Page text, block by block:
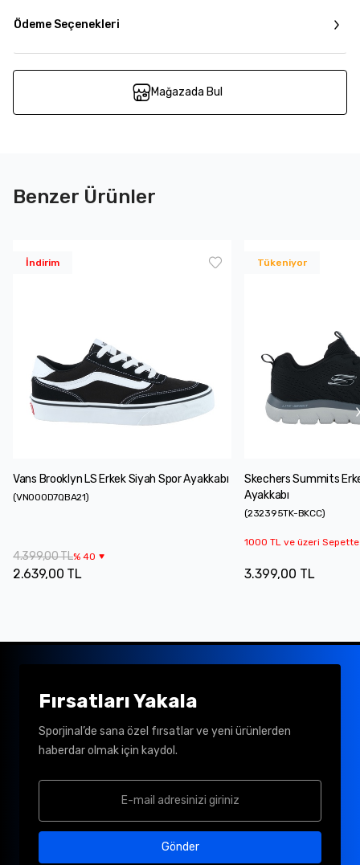
Ödeme Seçenekleri
Mağazada Bul
Benzer Ürünler
İndirim
Vans Brooklyn LS Erkek Siyah Spor Ayakkabı
(VN000D7QBA21)
4.399,00 TL% 40
2.639,00 TL
Tükeniyor
Skechers Summits
Ayakkabı
(232395TK-BKCC)
1000 TL ve üzeri
3.399,00 TL
Fırsatları Yakala
Sporjinal’de sana özel fırsatlar ve yeni ürünlerden
haberdar olmak için kaydol.
Gönder